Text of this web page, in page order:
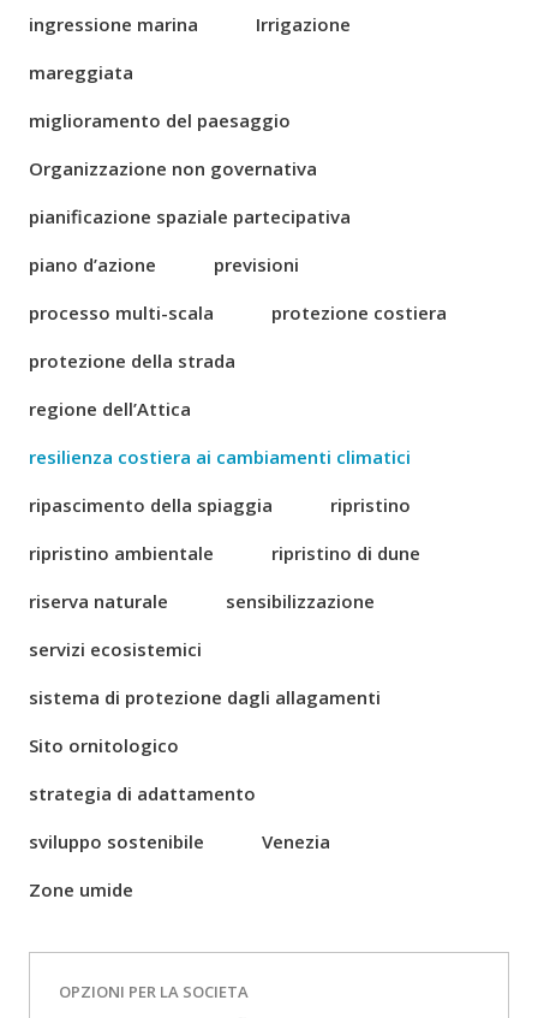
ingressione marina
Irrigazione
mareggiata
miglioramento del paesaggio
Organizzazione non governativa
pianificazione spaziale partecipativa
piano d’azione
previsioni
processo multi-scala
protezione costiera
protezione della strada
regione dell’Attica
resilienza costiera ai cambiamenti climatici
ripascimento della spiaggia
ripristino
ripristino ambientale
ripristino di dune
riserva naturale
sensibilizzazione
servizi ecosistemici
sistema di protezione dagli allagamenti
Sito ornitologico
strategia di adattamento
sviluppo sostenibile
Venezia
Zone umide
OPZIONI PER LA SOCIETA